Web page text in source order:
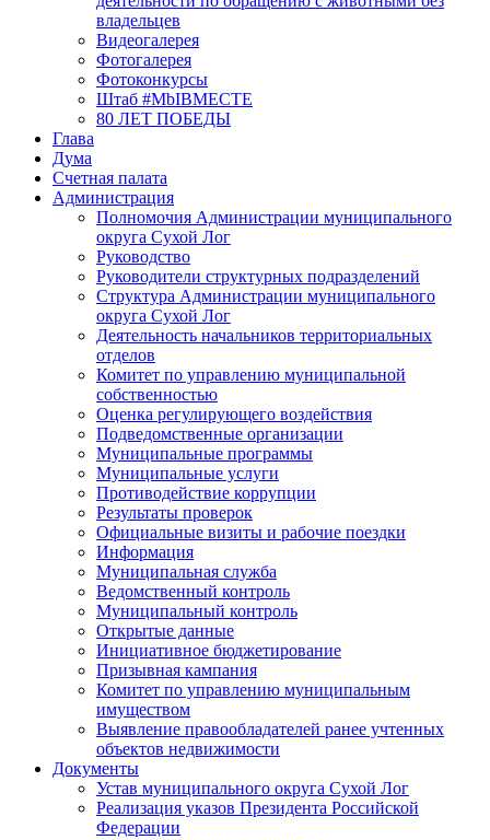
владельцев
Видеогалерея
Фотогалерея
Фотоконкурсы
Штаб #MbIBMECTE
80 ЛЕТ ПОБЕДЫ
Глава
Дума
Счетная палата
Администрация
Полномочия Администрации муниципального
округа Сухой Лог
Руководство
Руководители структурных подразделений
Структура Администрации муниципального
округа Сухой Лог
Деятельность начальников территориальных
отделов
Комитет по управлению муниципальной
собственностью
Оценка регулирующего воздействия
Подведомственные организации
Муниципальные программы
Муниципальные услуги
Противодействие коррупции
Результаты проверок
Официальные визиты и рабочие поездки
Информация
Муниципальная служба
Ведомственный контроль
Муниципальный контроль
Открытые данные
Инициативное бюджетирование
Призывная кампания
Комитет по управлению муниципальным
имуществом
Выявление правообладателей ранее учтенных
объектов недвижимости
Документы
Устав муниципального округа Сухой Лог
Реализация указов Президента Российской
Федерации